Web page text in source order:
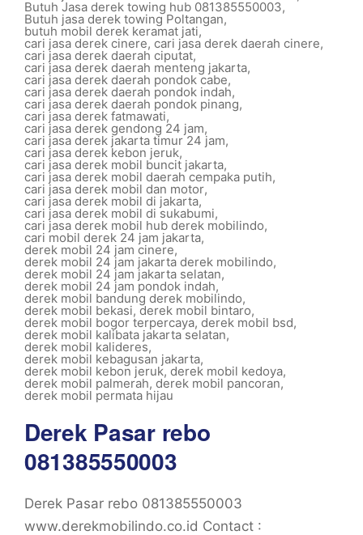
Butuh Jasa derek towing hub 081385550003,
Butuh jasa derek towing Poltangan,
butuh mobil derek keramat jati,
cari jasa derek cinere, cari jasa derek daerah cinere,
cari jasa derek daerah ciputat,
cari jasa derek daerah menteng jakarta,
cari jasa derek daerah pondok cabe,
cari jasa derek daerah pondok indah,
cari jasa derek daerah pondok pinang,
cari jasa derek fatmawati,
cari jasa derek gendong 24 jam,
cari jasa derek jakarta timur 24 jam,
cari jasa derek kebon jeruk,
cari jasa derek mobil buncit jakarta,
cari jasa derek mobil daerah cempaka putih,
cari jasa derek mobil dan motor,
cari jasa derek mobil di jakarta,
cari jasa derek mobil di sukabumi,
cari jasa derek mobil hub derek mobilindo,
cari mobil derek 24 jam jakarta,
derek mobil 24 jam cinere,
derek mobil 24 jam jakarta derek mobilindo,
derek mobil 24 jam jakarta selatan,
derek mobil 24 jam pondok indah,
derek mobil bandung derek mobilindo,
derek mobil bekasi, derek mobil bintaro,
derek mobil bogor terpercaya, derek mobil bsd,
derek mobil kalibata jakarta selatan,
derek mobil kalideres,
derek mobil kebagusan jakarta,
derek mobil kebon jeruk, derek mobil kedoya,
derek mobil palmerah, derek mobil pancoran,
derek mobil permata hijau
Derek Pasar rebo
081385550003
Derek Pasar rebo 081385550003
www.derekmobilindo.co.id Contact :